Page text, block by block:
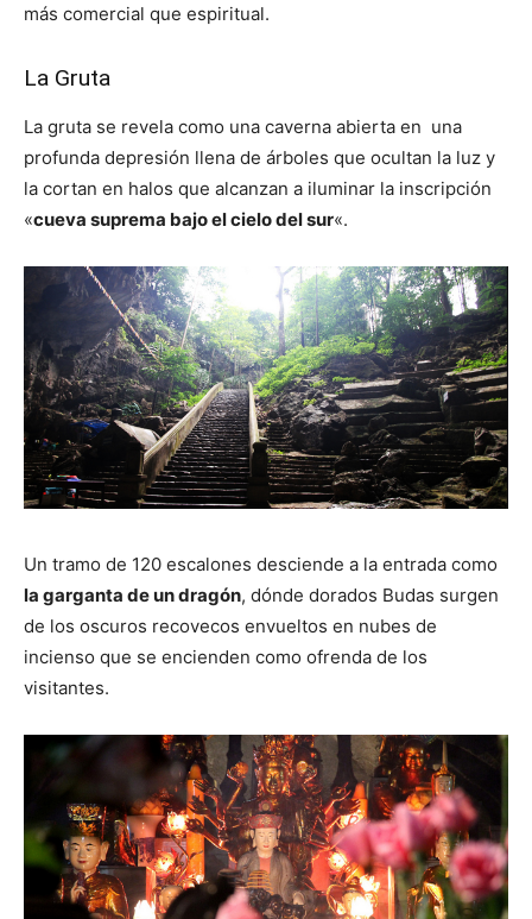
más comercial que espiritual.
La Gruta
La gruta se revela como una caverna abierta en una
profunda depresión llena de árboles que ocultan la luz y
la cortan en halos que alcanzan a iluminar la inscripción
«cueva suprema bajo el cielo del sur«.
Un tramo de 120 escalones desciende a la entrada como
la garganta de un dragón, dónde dorados Budas surgen
de los oscuros recovecos envueltos en nubes de
incienso que se encienden como ofrenda de los
visitantes.